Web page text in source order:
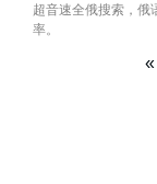
超音速全俄搜索，俄
率。